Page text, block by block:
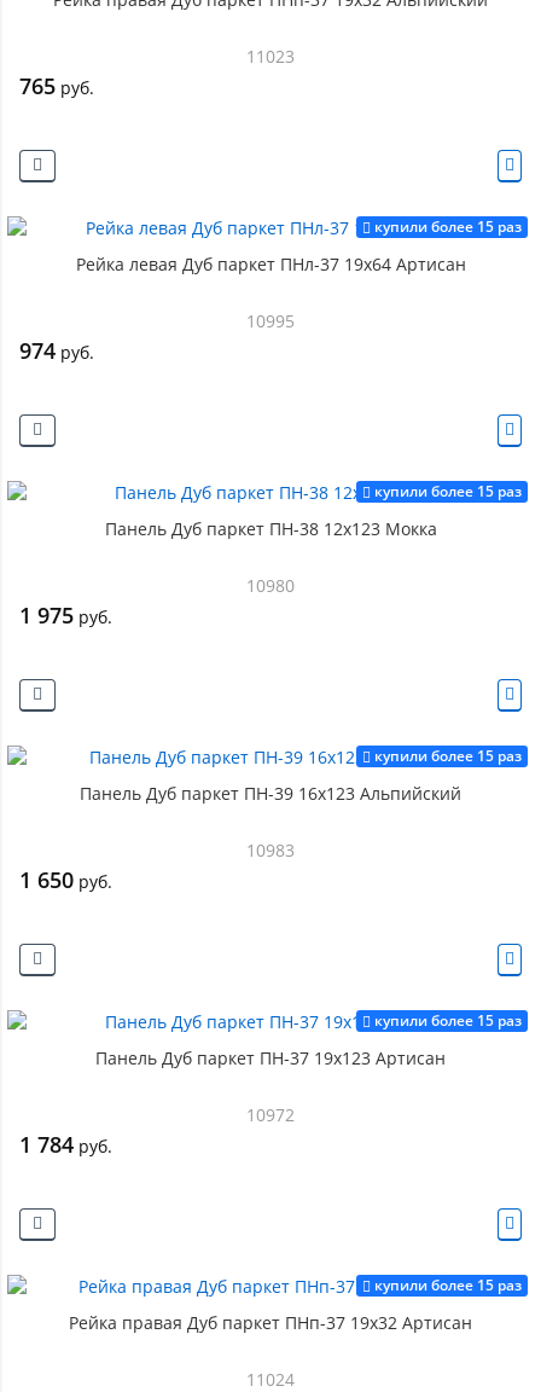
11023
765 руб.
купили более 15 раз
Рейка левая Дуб паркет ПНл-37 19х64 Артисан
10995
974 руб.
купили более 15 раз
Панель Дуб паркет ПН-38 12х123 Мокка
10980
1 975 руб.
купили более 15 раз
Панель Дуб паркет ПН-39 16х123 Альпийский
10983
1 650 руб.
купили более 15 раз
Панель Дуб паркет ПН-37 19х123 Артисан
10972
1 784 руб.
купили более 15 раз
Рейка правая Дуб паркет ПНп-37 19х32 Артисан
11024